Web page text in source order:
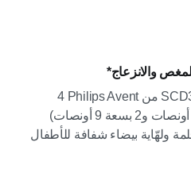
والانزعاج*
تضمّ المجموعة العملية SCD371/60 من Philips Avent‏ 4
رضّاعات Classic+‎ ‏(2 بسعة 4 أونصات و2 بسعة 9 أونصات)
ولهّاية بيضاء شفافة للأطفال